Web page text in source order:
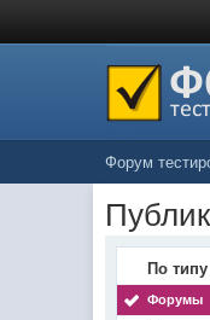
Форум
По
Форумы